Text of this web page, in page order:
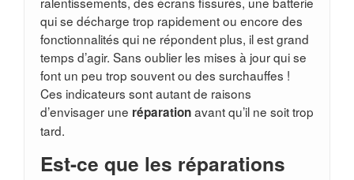
qui se décharge trop rapidement ou encore des
fonctionnalités qui ne répondent plus, il est grand
temps d’agir. Sans oublier les mises à jour qui se
font un peu trop souvent ou des surchauffes !
Ces indicateurs sont autant de raisons
d’envisager une réparationavant qu’il ne soit trop
tard.
Est-ce que les réparations